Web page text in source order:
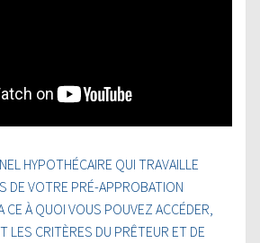
HYPOTHÉCAIRE QUI TRAVAILLE
DE VOTRE PRÉ-APPROBATION
CE À QUOI VOUS POUVEZ ACCÉDER,
LES CRITÈRES DU PRÊTEUR ET DE